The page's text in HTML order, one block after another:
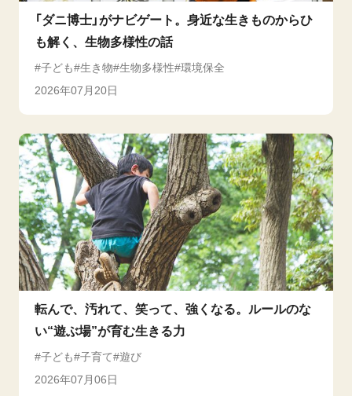
「ダニ博士」がナビゲート。身近な生きものからひ
も解く、生物多様性の話
子ども 生き物 生物多様性 環境保全
2026年07月20日
転んで、汚れて、笑って、強くなる。ルールのな
い“遊ぶ場”が育む生きる力
子ども 子育て
遊び
2026年07月06日